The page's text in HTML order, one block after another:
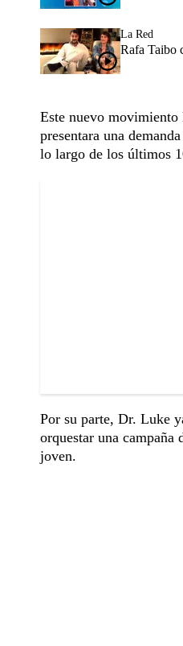
La Red
Rafa Taibo
Este nuevo movimiento
presentara una
lo largo de los últimos
Por su parte, Dr. Luke
orquestar una
joven.